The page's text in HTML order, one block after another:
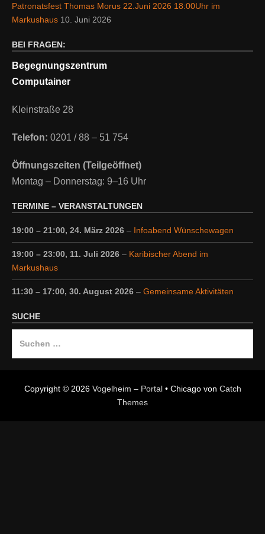
Patronatsfest Thomas Morus 22.Juni 2026 18:00Uhr im
Markushaus 10. Juni 2026
BEI FRAGEN:
Begegnungszentrum
Computainer
Kleinstraße 28
Telefon: 0201 / 88 – 51 754
Öffnungszeiten (Teilgeöffnet)
Montag – Donnerstag: 9–16 Uhr
TERMINE – VERANSTALTUNGEN
19:00 – 21:00, 24. März 2026 – Infoabend Wünschewagen
19:00 – 23:00, 11. Juli 2026 – Karibischer Abend im
Markushaus
11:30 – 17:00, 30. August 2026 – Gemeinsame Aktivitäten
SUCHE
Copyright © 2026 Vogelheim – Portal• Chicago von Catch
Themes